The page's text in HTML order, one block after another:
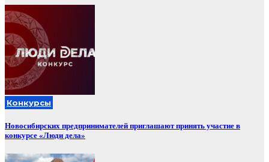
Конкурсы
Новосибирских предпринимателей приглашают принять участие в
конкурсе «Люди дела»